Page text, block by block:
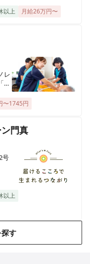
ぴ～す阿倍野
スト阿倍野701号室
ンぴ～す住吉
ンレ-6階607号室
ン ぴ～す城東西
ス21 603号室
以上 月給26万円〜
レ
古
〜1745円
門真
号
以上
す